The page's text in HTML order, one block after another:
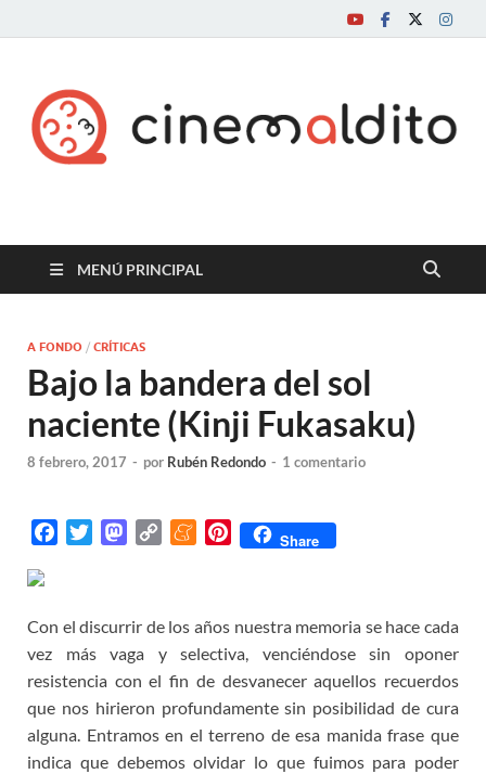
Cine maldito
MENÚ PRINCIPAL
A FONDO / CRÍTICAS
Bajo la bandera del sol
naciente (Kinji Fukasaku)
8 febrero, 2017 - por Rubén Redondo - 1 comentario
b
o
k
t
e
r
M
o
d
o
n
L
i
n
k
M
a
m
e
P
e
r
e
s
t
Share
Con el discurrir de los años nuestra memoria se hace cada
vez más vaga y selectiva, venciéndose sin oponer
resistencia con el fin de desvanecer aquellos recuerdos
que nos hirieron profundamente sin posibilidad de cura
alguna. Entramos en el terreno de esa manida frase que
indica que debemos olvidar lo que fuimos para poder